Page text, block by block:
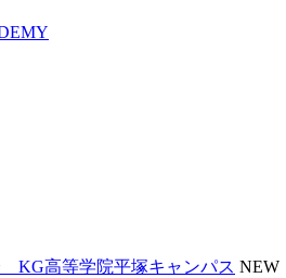
KG高等学院平塚キャンパス NEW